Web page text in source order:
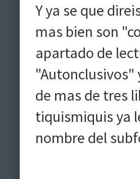
Y ya se que
mas bien son
apartado de
"Autonclusivos"
de mas de tres
tiquismiquis ya
nombre del